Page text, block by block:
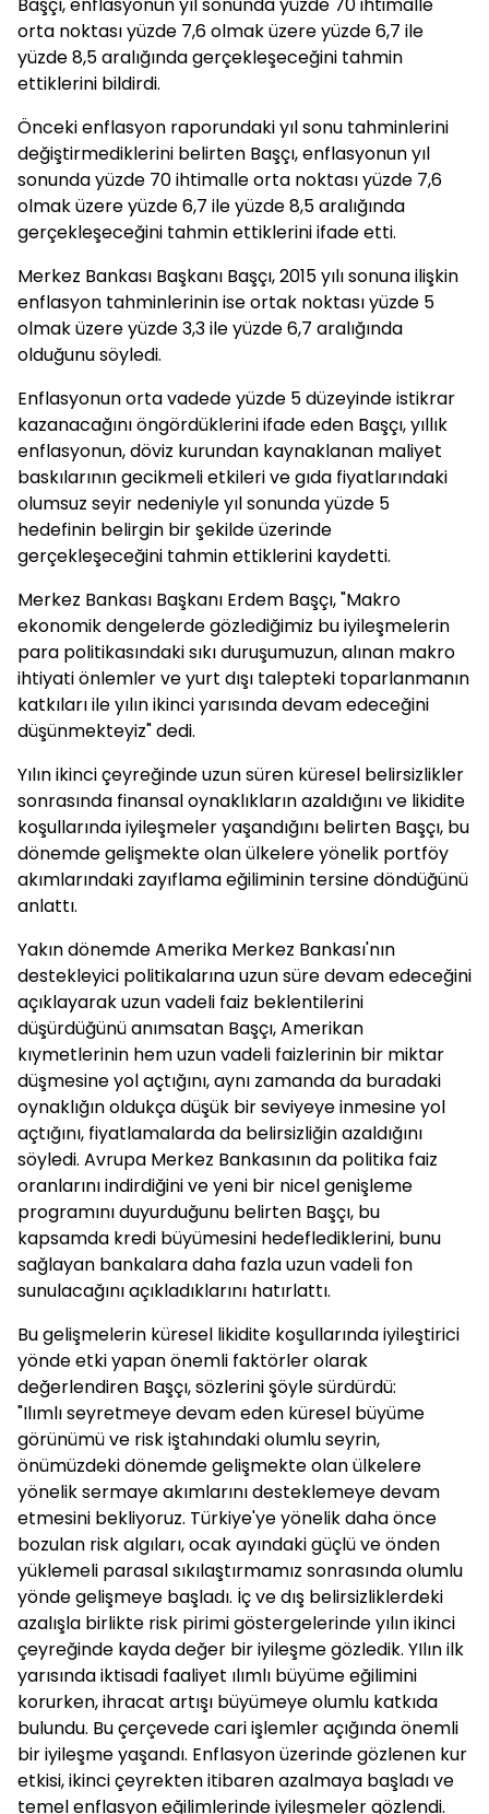
orta noktası yüzde 7,6 olmak üzere yüzde 6,7 ile
yüzde 8,5 aralığında gerçekleşeceğini tahmin
ettiklerini bildirdi.
Önceki enflasyon raporundaki yıl sonu tahminlerini
değiştirmediklerini belirten Başçı, enflasyonun yıl
sonunda yüzde 70 ihtimalle orta noktası yüzde 7,6
olmak üzere yüzde 6,7 ile yüzde 8,5 aralığında
gerçekleşeceğini tahmin ettiklerini ifade etti.
Merkez Bankası Başkanı Başçı, 2015 yılı sonuna ilişkin
enflasyon tahminlerinin ise ortak noktası yüzde 5
olmak üzere yüzde 3,3 ile yüzde 6,7 aralığında
olduğunu söyledi.
Enflasyonun orta vadede yüzde 5 düzeyinde istikrar
kazanacağını öngördüklerini ifade eden Başçı, yıllık
enflasyonun, döviz kurundan kaynaklanan maliyet
baskılarının gecikmeli etkileri ve gıda fiyatlarındaki
olumsuz seyir nedeniyle yıl sonunda yüzde 5
hedefinin belirgin bir şekilde üzerinde
gerçekleşeceğini tahmin ettiklerini kaydetti.
Merkez Bankası Başkanı Erdem Başçı, "Makro
ekonomik dengelerde gözlediğimiz bu iyileşmelerin
para politikasındaki sıkı duruşumuzun, alınan makro
ihtiyati önlemler ve yurt dışı talepteki toparlanmanın
katkıları ile yılın ikinci yarısında devam edeceğini
düşünmekteyiz" dedi.
Yılın ikinci çeyreğinde uzun süren küresel belirsizlikler
sonrasında finansal oynaklıkların azaldığını ve likidite
koşullarında iyileşmeler yaşandığını belirten Başçı, bu
dönemde gelişmekte olan ülkelere yönelik portföy
akımlarındaki zayıflama eğiliminin tersine döndüğünü
anlattı.
Yakın dönemde Amerika Merkez Bankası'nın
destekleyici politikalarına uzun süre devam edeceğini
açıklayarak uzun vadeli faiz beklentilerini
düşürdüğünü anımsatan Başçı, Amerikan
kıymetlerinin hem uzun vadeli faizlerinin bir miktar
düşmesine yol açtığını, aynı zamanda da buradaki
oynaklığın oldukça düşük bir seviyeye inmesine yol
açtığını, fiyatlamalarda da belirsizliğin azaldığını
söyledi. Avrupa Merkez Bankasının da politika faiz
oranlarını indirdiğini ve yeni bir nicel genişleme
programını duyurduğunu belirten Başçı, bu
kapsamda kredi büyümesini hedeflediklerini, bunu
sağlayan bankalara daha fazla uzun vadeli fon
sunulacağını açıkladıklarını hatırlattı.
Bu gelişmelerin küresel likidite koşullarında iyileştirici
yönde etki yapan önemli faktörler olarak
değerlendiren Başçı, sözlerini şöyle sürdürdü:
"Ilımlı seyretmeye devam eden küresel büyüme
görünümü ve risk iştahındaki olumlu seyrin,
önümüzdeki dönemde gelişmekte olan ülkelere
yönelik sermaye akımlarını desteklemeye devam
etmesini bekliyoruz. Türkiye'ye yönelik daha önce
bozulan risk algıları, ocak ayındaki güçlü ve önden
yüklemeli parasal sıkılaştırmamız sonrasında olumlu
yönde gelişmeye başladı. İç ve dış belirsizliklerdeki
azalışla birlikte risk pirimi göstergelerinde yılın ikinci
çeyreğinde kayda değer bir iyileşme gözledik. YIlın ilk
yarısında iktisadi faaliyet ılımlı büyüme eğilimini
korurken, ihracat artışı büyümeye olumlu katkıda
bulundu. Bu çerçevede cari işlemler açığında önemli
bir iyileşme yaşandı. Enflasyon üzerinde gözlenen kur
etkisi, ikinci çeyrekten itibaren azalmaya başladı ve
temel enflasyon eğilimlerinde iyileşmeler gözlendi.